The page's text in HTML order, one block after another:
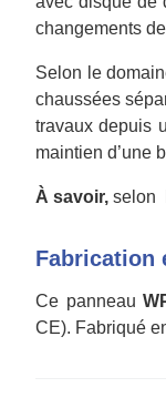
changements
Selon le
chaussées
travaux depuis
maintien d’une
À savoir, selon
Fabrication
Ce panneau
CE). Fabriqué